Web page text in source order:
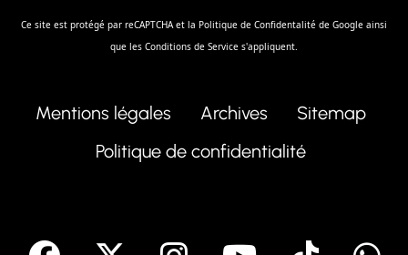
Ce site est protégé par reCAPTCHA et la Politique de Confidentalité de Google ainsi
que les Conditions de Service s'appliquent.
Mentions légales Archives
Sitemap
Politique de confidentialité
facebook Instagram
Youtube
Tik